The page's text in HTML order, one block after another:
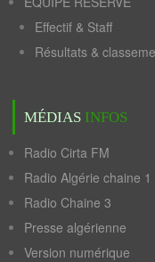
Effectif & Staff
Résultats &
MÉDIAS INFOS
Radio Cirta FM
Radio Algérie chaine 1
Radio Chaine 3
Presse algérienne
Version numérique